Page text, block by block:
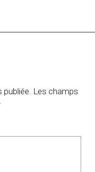
publiée. Les champs